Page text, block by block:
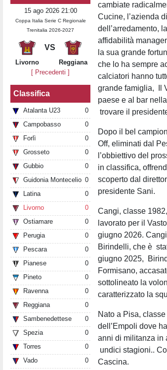
15 ago 2026 21:00
Coppa Italia Serie C Regionale
Trenitalia 2026-2027
VS
Livorno
Reggiana
[ Precedenti ]
Classifica
Atalanta U23
0
Campobasso
0
Forlì
0
Grosseto
0
Gubbio
0
Guidonia Montecelio 0
Latina
0
Livorno
0
Ostiamare
0
Perugia
0
Pescara
0
Pianese
0
Pineto
0
Ravenna
0
Reggiana
0
Sambenedettese
0
Spezia
0
Torres
0
Vado
0
cambiate
Cucine, l’azienda
dell’arredamento,
affidabilità
la sua grande
che lo ha sempre
calciatori hanno
grande famiglia, Il
paese e al bar
trovare il
Dopo il bel
Off, eliminati dal
l’obbiettivo del
in classifica,
scoperto dal
presidente Sani.
Cangi, classe
lavorato per il
giugno 2026.
Birindelli, che è
giugno 2025,
Formisano,
sottolineato la
caratterizzato la
Nato a Pisa,
dell’Empoli dove
anni di militanza in
undici stagioni..
Cascina.